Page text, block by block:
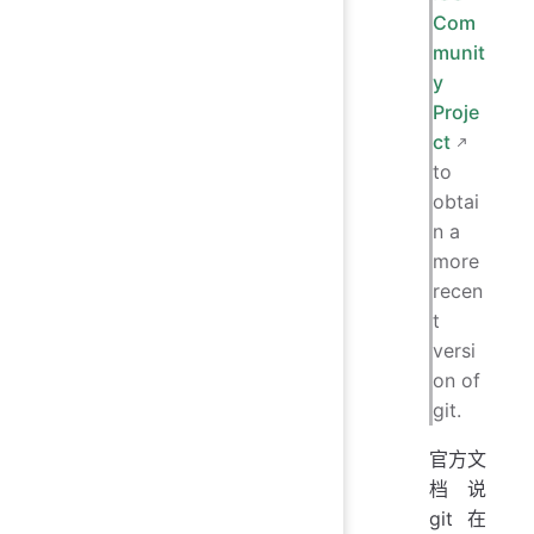
Com
munit
y
Proje
ct
to
obtai
n a
more
recen
t
versi
on of
git.
官方文
档说
git 在